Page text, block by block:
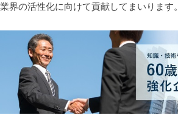
業界の活性化に向けて貢献してまいります。